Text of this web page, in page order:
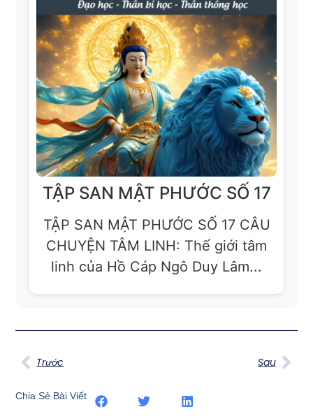
TẬP SAN MẬT PHƯỚC SỐ 17
TẬP SAN MẬT PHƯỚC SỐ 17 CÂU
CHUYỆN TÂM LINH: Thế giới tâm
linh của Hồ Cáp Ngô Duy Lâm...
Trước Sau
Chia Sẻ Bài Viết